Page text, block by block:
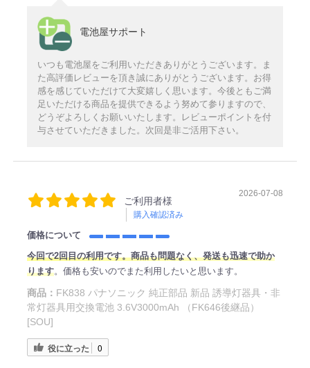
電池屋サポート
いつも電池屋をご利用いただきありがとうございます。ま
た高評価レビューを頂き誠にありがとうございます。お得
感を感じていただけて大変嬉しく思います。今後ともご満
足いただける商品を提供できるよう努めて参りますので、
どうぞよろしくお願いいたします。レビューポイントを付
与させていただきました。次回是非ご活用下さい。
ご利用者様
購入確認済み
2026-07-08
価格について
今回で2回目の利用です。商品も問題なく、発送も迅速で助か
ります。価格も安いのでまた利用したいと思います。
商品： FK838 パナソニック 純正部品 新品 誘導灯器具・非
常灯器具用交換電池 3.6V3000mAh （FK646後継品）
[SOU]
役に立った 0